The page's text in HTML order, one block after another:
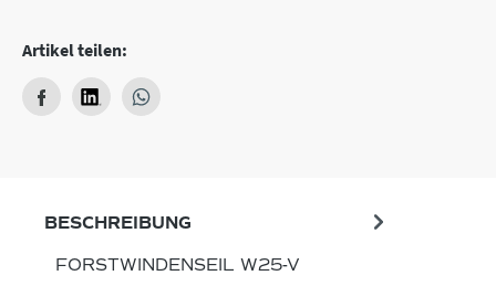
Artikel teilen:
BESCHREIBUNG
FORSTWINDENSEIL W25-V